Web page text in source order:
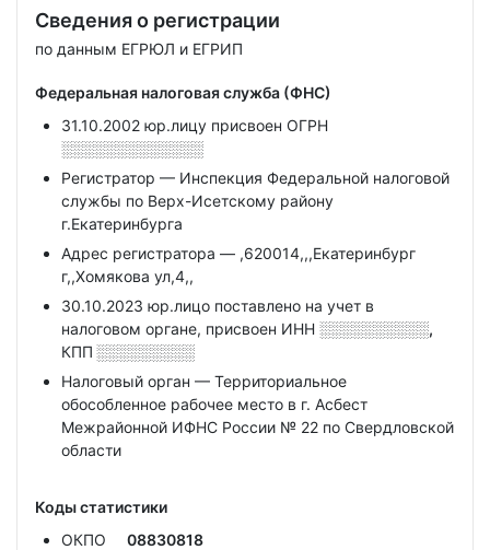
Сведения о регистрации
по данным ЕГРЮЛ и ЕГРИП
Федеральная налоговая служба (ФНС)
31.10.2002 юр.лицу присвоен ОГРН
░░░░░░░░░░░░░
Регистратор — Инспекция Федеральной налоговой
службы по Верх-Исетскому району
г.Екатеринбурга
Адрес регистратора — ,620014,,,Екатеринбург
г,,Хомякова ул,4,,
30.10.2023 юр.лицо поставлено на учет в
налоговом органе, присвоен ИНН ░░░░░░░░░░,
КПП ░░░░░░░░░
Налоговый орган — Территориальное
обособленное рабочее место в г. Асбест
Межрайонной ИФНС России № 22 по Свердловской
области
Коды статистики
ОКПО
08830818